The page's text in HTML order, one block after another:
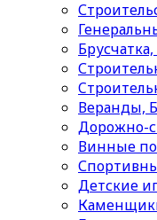
Веранды,
Дорожно-
Винные
Детские